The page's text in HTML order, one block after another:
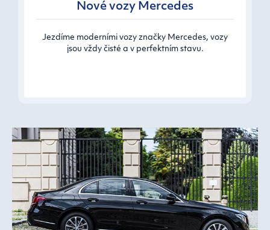
Nové vozy Mercedes
Jezdíme moderními vozy značky Mercedes, vozy
jsou vždy čisté a v perfektním stavu.